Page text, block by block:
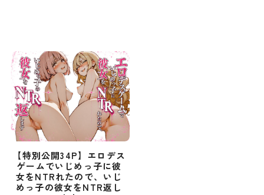
【特別公開34P】エロデス
ゲームでいじめっ子に彼
女をNTRれたので、いじ
めっ子の彼女をNTR返し